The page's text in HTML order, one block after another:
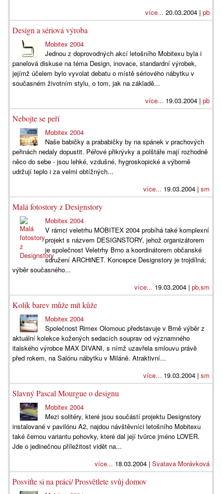
více... 20.03.2004 | pb
Design a sériová výroba
Mobitex 2004
Jednou z doprovodných akcí letošního Mobitexu byla i
panelová diskuse na téma Design, inovace, standardní výrobek,
jejímž účelem bylo vyvolat debatu o místě sériového nábytku v
současném životním stylu, o tom, jak na základě...
více... 19.03.2004 | pb
Nebojte se peří
Mobitex 2004
Naše babičky a prababičky by na spánek v prachových
peřinách nedaly dopustit. Péřové přikrývky a polštáře mají rozhodně
něco do sebe - jsou lehké, vzdušné, hygroskopické a výborně
udržují teplo i za velmi obtížných...
více... 19.03.2004 | sm
Malá fotostory z Designstory
Mobitex 2004
V rámci veletrhu MOBITEX 2004 probíhá také komplexní
projekt s názvem DESIGNSTORY, jehož organizátorem
je společnost Veletrhy Brno a koordinátorem občanské
sdružení ARCHiNET. Koncepce Designstory je trojdílná;
výběr současného...
více... 19.03.2004 | pb,sm
Kolik barev může mít kůže
Mobitex 2004
Společnost Rimex Olomouc představuje v Brně výběr z
aktuální kolekce kožených sedacích souprav od významného
italského výrobce MAX DIVANI, s nímž uzavřela smlouvu právě
před rokem, na Salónu nábytku v Miláně. Atraktivní...
více... 19.03.2004 | sm
Slavný Pascal Mourgue o designu
Mobitex 2004
Mezi solitéry, které jsou součástí projektu Designstory
instalované v pavilónu A2, najdou návštěvníci letošního Mobitexu
také černou variantu pohovky, které dal její tvůrce jméno LOVER.
Jde o jedinečnou příležitost vidět na...
více... 18.03.2004 | Svatava Morávková
Posviťte si na práci/ Prosvětlete svůj domov